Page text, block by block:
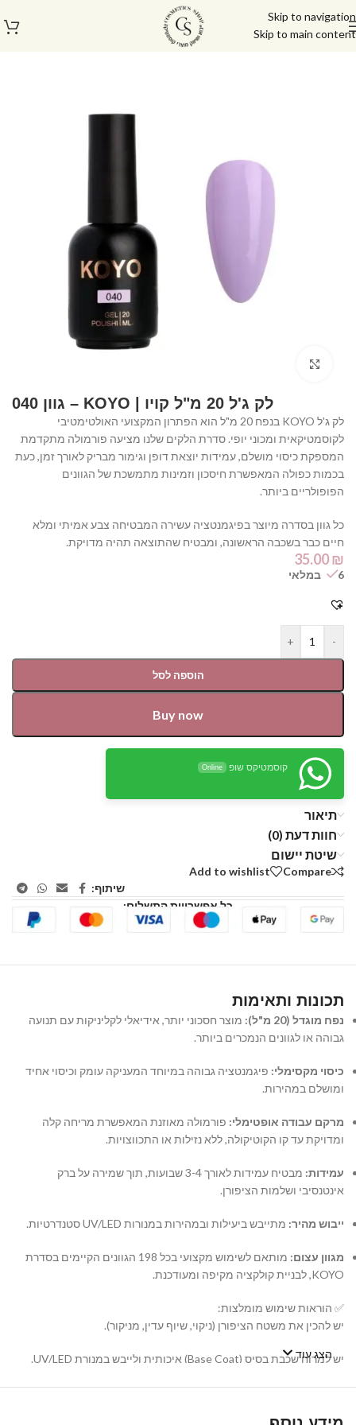
Skip to navigation
Skip to main content
לק ג'ל 20 מ"ל קויו | KOYO – גוון 040
לק ג'ל KOYO בנפח 20 מ"ל הוא הפתרון המקצועי האולטימטיבי
לקוסמטיקאית ומכוני יופי. סדרת הלקים שלנו מציעה פורמולה מתקדמת
המספקת כיסוי מושלם, עמידות יוצאת דופן וגימור מבריק לאורך זמן, כעת
בכמות כפולה המאפשרת חיסכון וזמינות מתמשכת של הגוונים
הפופולריים ביותר.
כל גוון בסדרה מיוצר בפיגמנטציה עשירה המבטיחה צבע אמיתי ומלא
חיים כבר בשכבה הראשונה, ומבטיח שהתוצאה תהיה מדויקת.
35.00₪
6 במלאי
-
+
הוספה לסל
Buy now
קוסמטיקס שופ Online
תיאור
חוות דעת (0)
שיטת יישום
Compare
Add to wishlist
שיתוף:
כל אפשרויות התשלום:
תכונות ותאימות
נפח מוגדל (20 מ"ל):
מוצר חסכוני יותר, אידיאלי לקליניקות עם תנועה
גבוהה או לגוונים הנמכרים ביותר.
כיסוי מקסימלי: פיגמנטציה גבוהה במיוחד המעניקה עומק וכיסוי אחיד
ומושלם במהירות.
מרקם עבודה אופטימלי: פורמולה מאוזנת המאפשרת מריחה קלה
ומדויקת עד קו הקוטיקולה, ללא נזילות או התכווצויות.
עמידות:
מבטיח עמידות לאורך 3-4 שבועות, תוך שמירה על ברק
אינטנסיבי ושלמות הציפורן.
ייבוש מהיר: מתייבש ביעילות ובמהירות במנורות UV/LED סטנדרטיות.
מגוון עצום:
מותאם לשימוש מקצועי בכל 198 הגוונים הקיימים בסדרת
KOYO, לבניית קולקציה מקיפה ומעודכנת.
✅ הוראות שימוש מומלצות:
יש להכין את משטח הציפורן (ניקוי, שיוף עדין, מניקור).
יש למרוח שכבת בסיס (Base Coat) איכותית ולייבש במנורת UV/LED.
יש למרוח שכבה דקה ואחידה של לק ג'ל KOYO ולייבש במנורה. במידת
הצג עוד